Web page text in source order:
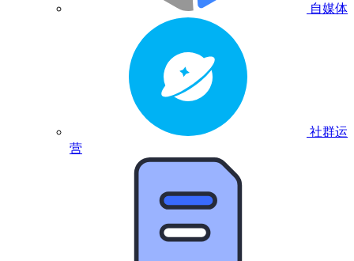
自媒体
社群运
营